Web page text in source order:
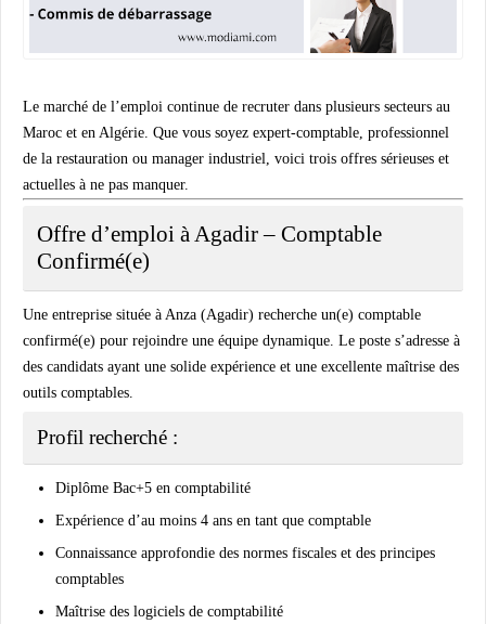
Le marché de l’emploi continue de recruter dans plusieurs secteurs au
Maroc et en Algérie. Que vous soyez expert-comptable, professionnel
de la restauration ou manager industriel, voici trois offres sérieuses et
actuelles à ne pas manquer.
Offre d’emploi à Agadir – Comptable
Confirmé(e)
Une entreprise située à Anza (Agadir) recherche un(e) comptable
confirmé(e) pour rejoindre une équipe dynamique. Le poste s’adresse à
des candidats ayant une solide expérience et une excellente maîtrise des
outils comptables.
Profil recherché :
Diplôme Bac+5 en comptabilité
Expérience d’au moins 4 ans en tant que comptable
Connaissance approfondie des normes fiscales et des principes
comptables
Maîtrise des logiciels de comptabilité